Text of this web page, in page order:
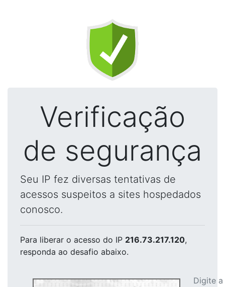
Verificação
de segurança
Seu IP fez diversas tentativas de
acessos suspeitos a sites hospedados
conosco.
Para liberar o acesso do IP 216.73.217.120,
responda ao desafio abaixo.
Digite